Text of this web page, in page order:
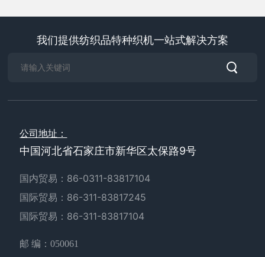
我们提供纺织品特种织机一站式解决方案
公司地址：
中国河北省石家庄市新华区太保路9号
国内贸易： 86-0311-83817104
国际贸易： 86-311-83817245
国际贸易： 86-311-83817104
邮 编：050061